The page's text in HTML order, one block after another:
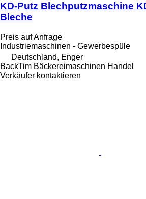
KD-Putz Blechputzmaschine
Bleche
Preis auf Anfrage
Industriemaschinen - Gewerbespüle
Deutschland, Enger
BackTim Bäckereimaschinen Handel
Verkäufer kontaktieren